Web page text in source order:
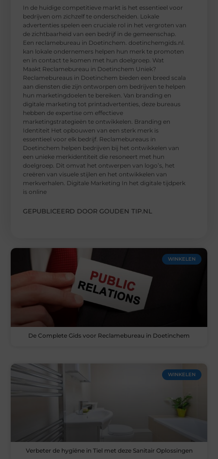
In de huidige competitieve markt is het essentieel voor
bedrijven om zichzelf te onderscheiden. Lokale
advertenties spelen een cruciale rol in het vergroten van
de zichtbaarheid van een bedrijf in de gemeenschap.
Een reclamebureau in Doetinchem. doetinchemgids.nl.
kan lokale ondernemers helpen hun merk te promoten
en in contact te komen met hun doelgroep. Wat
Maakt Reclamebureau in Doetinchem Uniek?
Reclamebureaus in Doetinchem bieden een breed scala
aan diensten die zijn ontworpen om bedrijven te helpen
hun marketingdoelen te bereiken. Van branding en
digitale marketing tot printadvertenties, deze bureaus
hebben de expertise om effectieve
marketingstrategieën te ontwikkelen. Branding en
Identiteit Het opbouwen van een sterk merk is
essentieel voor elk bedrijf. Reclamebureaus in
Doetinchem helpen bedrijven bij het ontwikkelen van
een unieke merkidentiteit die resoneert met hun
doelgroep. Dit omvat het ontwerpen van logo’s, het
creëren van visuele stijlen en het ontwikkelen van
merkverhalen. Digitale Marketing In het digitale tijdperk
is online
GEPUBLICEERD DOOR GOUDEN TIP.NL
WINKELEN
De Complete Gids voor Reclamebureau in Doetinchem
WINKELEN
Verbeter de hygiëne in Tiel met deze Sanitair Oplossingen